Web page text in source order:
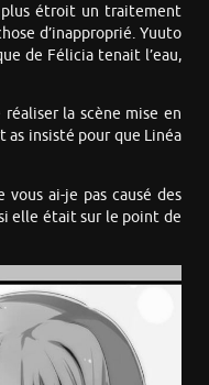
plus étroit un traitement
d’inapproprié. Yuuto
de Félicia tenait l’eau,
la scène mise en
as insisté pour que Linéa
vous ai-je pas causé des
elle était sur le point de